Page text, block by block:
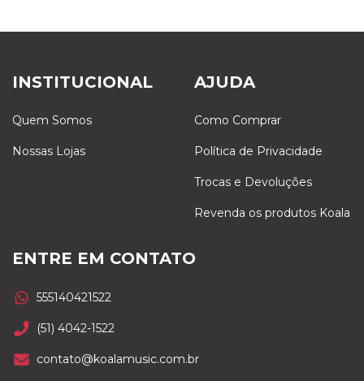
INSTITUCIONAL
Quem Somos
Nossas Lojas
AJUDA
Como Comprar
Política de Privacidade
Trocas e Devoluções
Revenda os produtos Koala
ENTRE EM CONTATO
555140421522
(51) 4042-1522
contato@koalamusic.com.br